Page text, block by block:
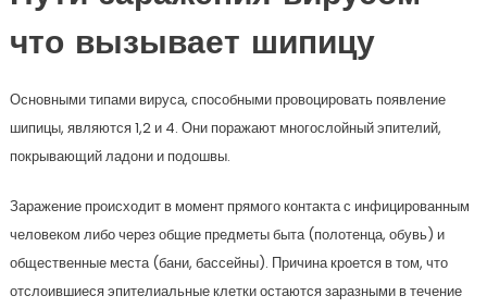
что вызывает шипицу
Основными типами вируса, способными провоцировать появление
шипицы, являются 1,2 и 4. Они поражают многослойный эпителий,
покрывающий ладони и подошвы.
Заражение происходит в момент прямого контакта с инфицированным
человеком либо через общие предметы быта (полотенца, обувь) и
общественные места (бани, бассейны). Причина кроется в том, что
отслоившиеся эпителиальные клетки остаются заразными в течение